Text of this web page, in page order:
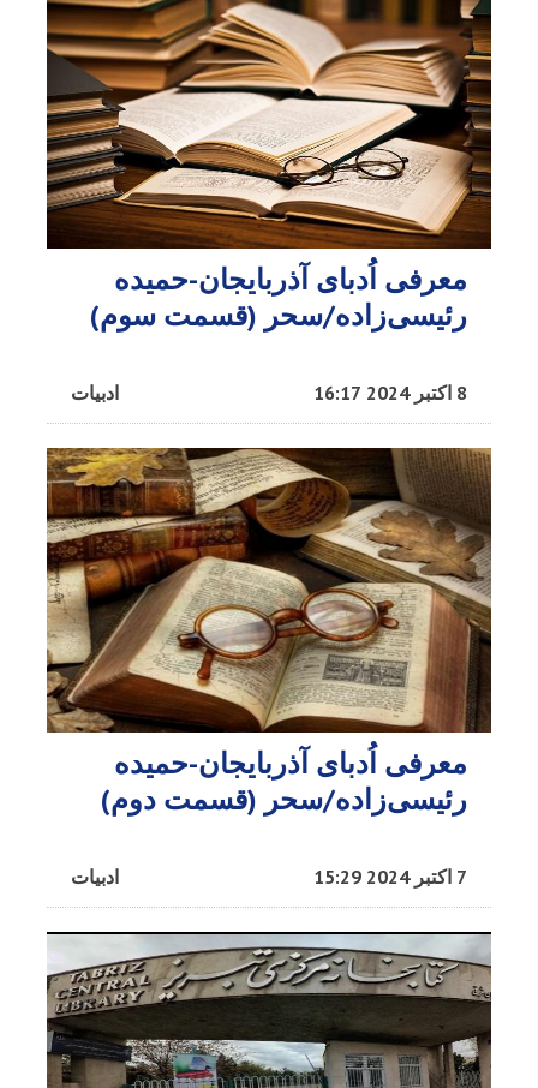
معرفی اُدبا‌ی آذربایجان-حمیده
رئیسی‌زاده/سحر (قسمت سوم)
ادبیات 8 اکتبر 2024 16:17
معرفی اُدبا‌ی آذربایجان-حمیده
رئیسی‌زاده/سحر (قسمت دوم)
ادبیات 7 اکتبر 2024 15:29